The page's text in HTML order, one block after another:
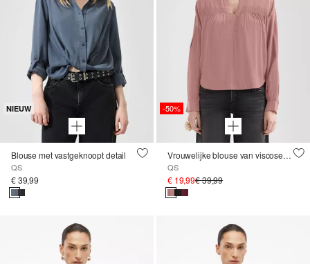
NIEUW
Blouse met vastgeknoopt detail
QS
€ 39,99
-50%
Vrouwelijke blouse van viscose met smokdetail
QS
€ 19,99€ 39,99